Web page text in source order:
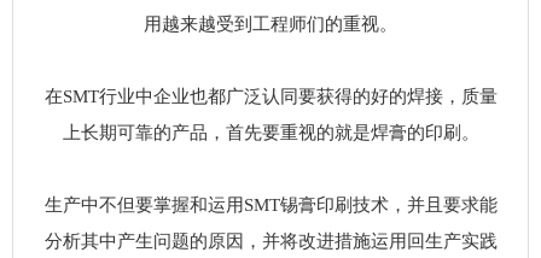
用越来越受到工程师们的重视。
在SMT行业中企业也都广泛认同要获得的好的焊接，质量
上长期可靠的产品，首先要重视的就是焊膏的印刷。
生产中不但要掌握和运用SMT锡膏印刷技术，并且要求能
分析其中产生问题的原因，并将改进措施运用回生产实践